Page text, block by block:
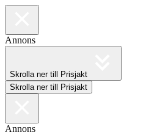
Annons
Skrolla ner till Prisjakt
Skrolla ner till Prisjakt
Annons